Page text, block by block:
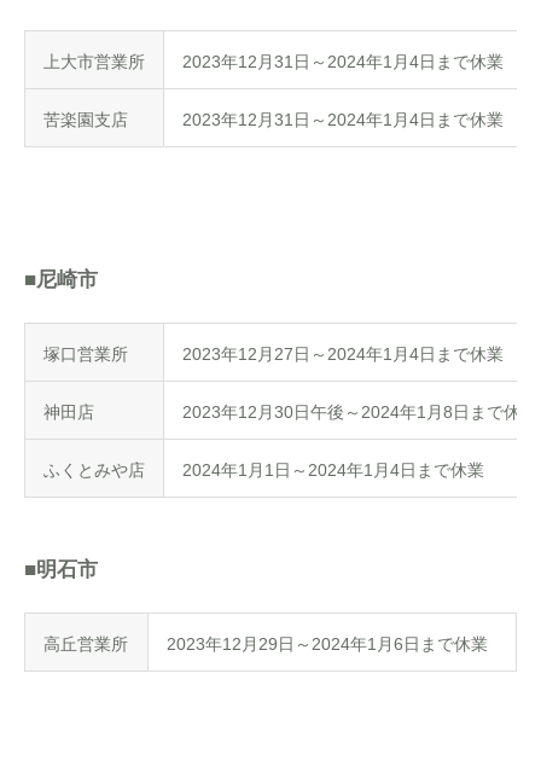
上大市営業所 2023年12月31日～2024年1月4日まで休業
苦楽園支店 2023年12月31日～2024年1月4日まで休業
■尼崎市
塚口営業所 2023年12月27日～2024年1月4日まで休業
神田店 2023年12月30日午後～2024年1月8日まで休
ふくとみや店 2024年1月1日～2024年1月4日まで休業
■明石市
高丘営業所 2023年12月29日～2024年1月6日まで休業